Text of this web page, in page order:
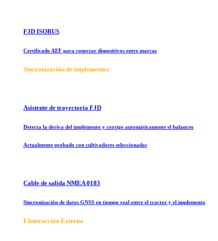
FJD ISOBUS
Certificado AEF para conectar dispositivos entre marcas
Sincronización de implementos
Asistente de trayectoria FJD
Detecta la deriva del implemento y corrige automáticamente el balanceo
Actualmente probado con cultivadores seleccionados
Cable de salida NMEA 0183
Sincronización de datos GNSS en tiempo real entre el tractor y el implemento
EInteracción Externa